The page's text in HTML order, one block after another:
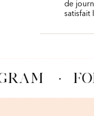
de
satisfait